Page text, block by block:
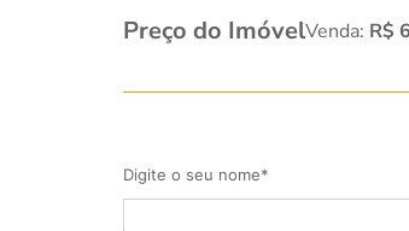
Preço do ImóvelVenda: R$
Digite o seu nome*